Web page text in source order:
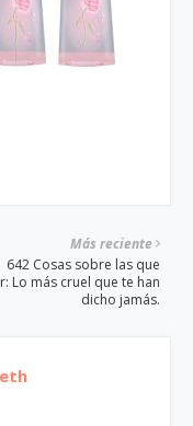
Más reciente
642 Cosas sobre las que
Lo más cruel que te han
dicho jamás.